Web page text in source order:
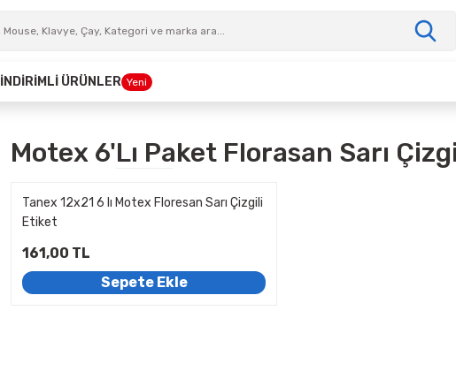
İNDİRİMLİ ÜRÜNLER Yeni
Motex 6'lı Paket Florasan Sarı
Tanex 12x21 6 lı Motex Floresan Sarı Çizgili
Etiket
161,00 TL
Sepete Ekle